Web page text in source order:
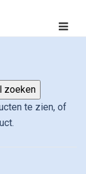
te zien, of